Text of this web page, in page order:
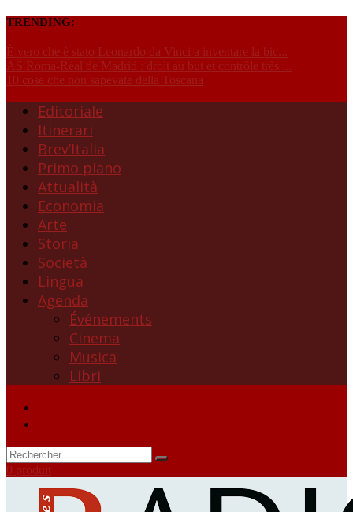
TRENDING:
È vero che è stato Leonardo da Vinci a inventare la bic...
AS Roma-Réal de Madrid : droit au but et contrôle très ...
10 cose che non sapevate della Toscana
Editoriale
Itinerari
Brev’Italia
Primo piano
Attualità
Economia
Arte
Storia
Società
Lingua
Agenda
Événements
Cinema
Musica
Libri
0 produit